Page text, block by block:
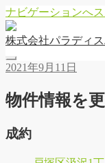
ナビゲーションへ
株式会社パラディ ス
2021年9月11日
物件情報を
成約